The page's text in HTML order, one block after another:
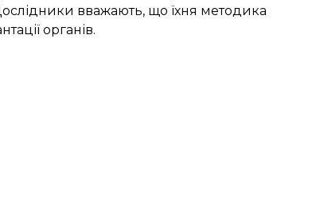
вважають, що їхня методика
органів.